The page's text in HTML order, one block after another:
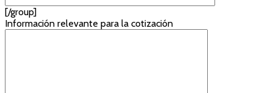
[/group]
Información relevante para la cotización